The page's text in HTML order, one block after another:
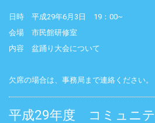
日時 平成29年6月3日 19：00~
会場 市民館研修室
内容 盆踊り大会について
欠席の場合は、事務局まで連絡ください。
平成29年度 コミュニ